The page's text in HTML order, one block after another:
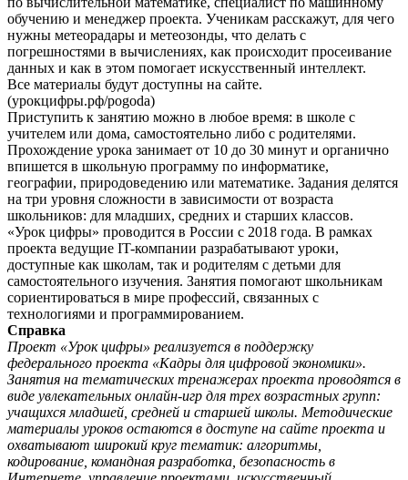
обучению и менеджер проекта. Ученикам расскажут, для чего
нужны метеорадары и метеозонды, что делать с
погрешностями в вычислениях, как происходит просеивание
данных и как в этом помогает искусственный интеллект.
Все материалы будут доступны на сайте.
(урокцифры.рф/pogoda)
Приступить к занятию можно в любое время: в школе с
учителем или дома, самостоятельно либо с родителями.
Прохождение урока занимает от 10 до 30 минут и органично
впишется в школьную программу по информатике,
географии, природоведению или математике. Задания делятся
на три уровня сложности в зависимости от возраста
школьников: для младших, средних и старших классов.
«Урок цифры» проводится в России с 2018 года. В рамках
проекта ведущие IT-компании разрабатывают уроки,
доступные как школам, так и родителям с детьми для
самостоятельного изучения. Занятия помогают школьникам
сориентироваться в мире профессий, связанных с
технологиями и программированием.
Справка
Проект «Урок цифры» реализуется в поддержку
федерального проекта «Кадры для цифровой экономики».
Занятия на тематических тренажерах проекта проводятся в
виде увлекательных онлайн-игр для трех возрастных групп:
учащихся младшей, средней и старшей школы. Методические
материалы уроков остаются в доступе на сайте проекта и
охватывают широкий круг тематик: алгоритмы,
кодирование, командная разработка, безопасность в